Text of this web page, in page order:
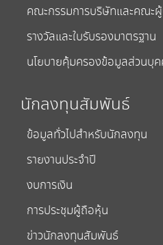
คณะกรรมการบริษัทและคณะ
รางวัลและใบรับรองมาตรฐาน
นโยบายคุ้มครองข้อมูลส่วนบุ
นักลงทุนสัมพันธ์
ข้อมูลทั่วไปสำหรับนักลงทุน
รายงานประจำปี
งบการเงิน
การประชุมผู้ถือหุ้น
ข่าวนักลงทุนสัมพันธ์